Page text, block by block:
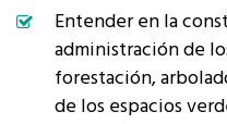
Entender en la
administración de
forestación,
de los espacios